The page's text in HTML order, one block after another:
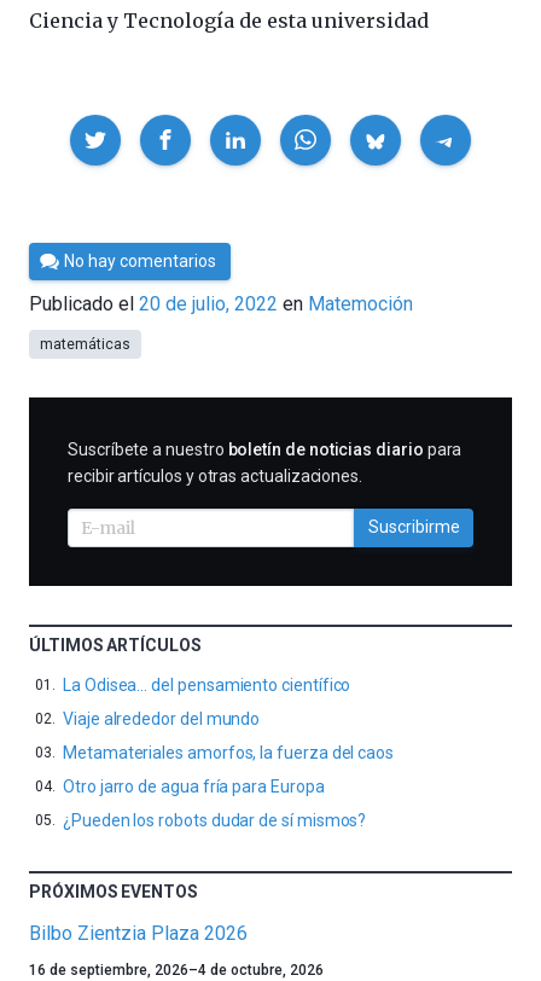
Ciencia y Tecnología de esta universidad
Compartir
Por
César
Tomé
No hay comentarios
Publicado el 20 de julio, 2022 en Matemoción
matemáticas
SUSCRIBIRME
Suscríbete a nuestro boletín de noticias diario para
recibir artículos y otras actualizaciones.
Suscribirme
ÚLTIMOS ARTÍCULOS
La Odisea… del pensamiento científico
Viaje alrededor del mundo
Metamateriales amorfos, la fuerza del caos
Otro jarro de agua fría para Europa
¿Pueden los robots dudar de sí mismos?
PRÓXIMOS EVENTOS
Bilbo Zientzia Plaza 2026
Un
16 de septiembre, 2026–4 de octubre, 2026